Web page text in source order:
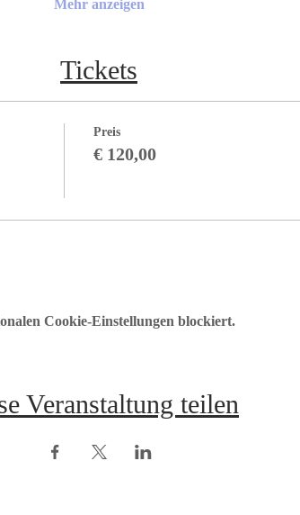
Mehr anzeigen
Tickets
Preis
€ 120,00
Cookie-Einstellungen blockiert.
Veranstaltung teilen